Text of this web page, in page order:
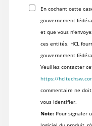
En cochant cette
gouvernement
et que vous
ces entités. HCL
gouvernement
Veuillez contacter
https://
commentaire ne
vous identifier.
Note:Pour signaler